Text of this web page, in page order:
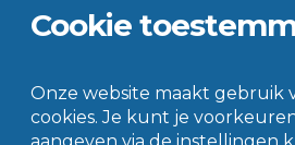
Cookie
Onze website maakt gebruik
cookies. Je kunt je